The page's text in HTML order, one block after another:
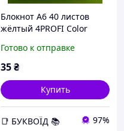
Блокнот A6 40 листов
жёлтый 4PROFI Color
глянцевой ламинацией
70г
Готово к отправке
35₴
Купить
📑 БУКВОЇД 📚 97%